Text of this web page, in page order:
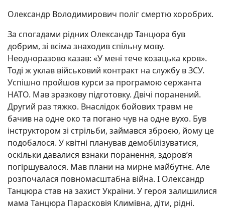
Олександр Володимирович поліг смертю хоробрих.
За спогадами рідних Олександр Танцюра був
добрим, зі всіма знаходив спільну мову.
Неодноразово казав: «У мені тече козацька кров».
Тоді ж уклав військовий контракт на службу в ЗСУ.
Успішно пройшов курси за програмою сержанта
НАТО. Мав зразкову підготовку. Двічі поранений.
Другий раз тяжко. Внаслідок бойових травм не
бачив на одне око та погано чув на одне вухо. Був
інструктором зі стрільби, займався зброєю, йому це
подобалося. У квітні планував демобілізуватися,
оскільки давалися взнаки поранення, здоров’я
погіршувалося. Мав плани на мирне майбутнє. Але
розпочалася повномасштабна війна. І Олександр
Танцюра став на захист України. У героя залишилися
мама Танцюра Парасковія Климівна, діти, рідні.